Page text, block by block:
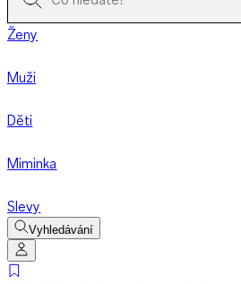
Ženy
Muži
Děti
Miminka
Slevy
Vyhledávání